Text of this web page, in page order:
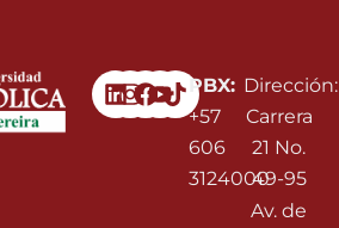
Linkedin
Instagram
Facebook
Youtube
PBX:
+57
606
3124000
Dirección:
Carrera
21 No.
49-95
Av. de